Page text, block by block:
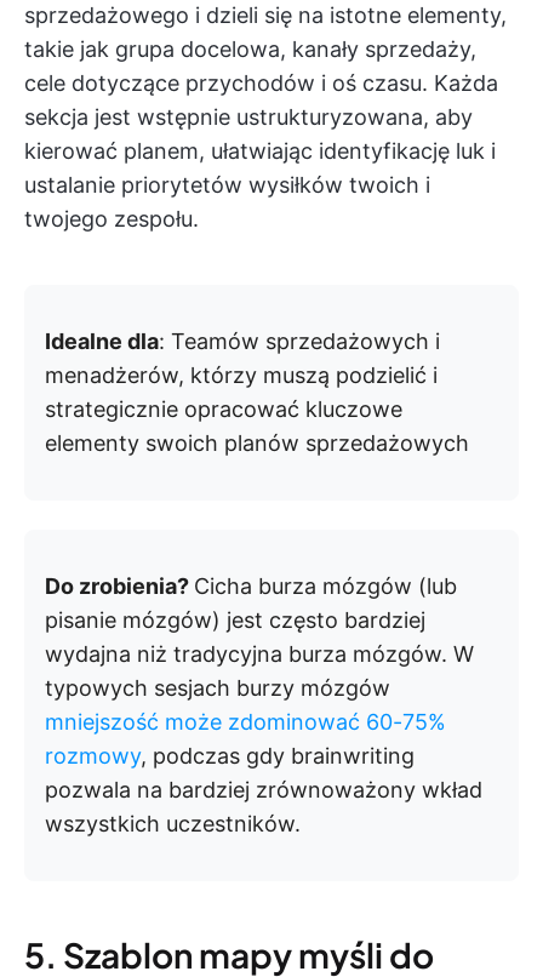
sprzedażowego i dzieli się na istotne elementy,
takie jak grupa docelowa, kanały sprzedaży,
cele dotyczące przychodów i oś czasu. Każda
sekcja jest wstępnie ustrukturyzowana, aby
kierować planem, ułatwiając identyfikację luk i
ustalanie priorytetów wysiłków twoich i
twojego zespołu.
Idealne dla: Teamów sprzedażowych i
menadżerów, którzy muszą podzielić i
strategicznie opracować kluczowe
elementy swoich planów sprzedażowych
Do zrobienia? Cicha burza mózgów (lub
pisanie mózgów) jest często bardziej
wydajna niż tradycyjna burza mózgów. W
typowych sesjach burzy mózgów
mniejszość może zdominować 60-75%
rozmowy, podczas gdy brainwriting
pozwala na bardziej zrównoważony wkład
wszystkich uczestników.
5. Szablon mapy myśli do